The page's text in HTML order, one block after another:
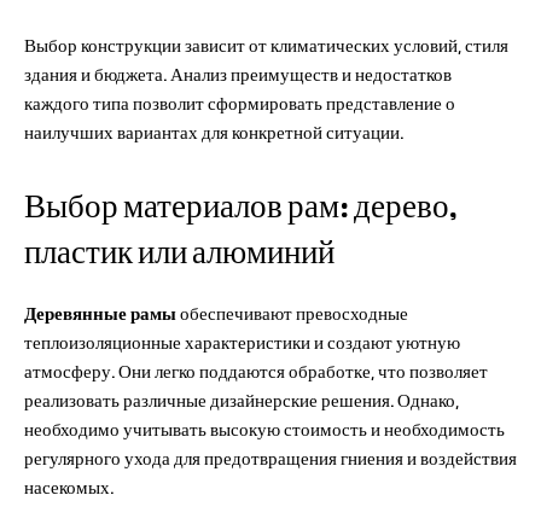
Выбор конструкции зависит от климатических условий, стиля
здания и бюджета. Анализ преимуществ и недостатков
каждого типа позволит сформировать представление о
наилучших вариантах для конкретной ситуации.
Выбор материалов рам: дерево,
пластик или алюминий
Деревянные рамыобеспечивают превосходные
теплоизоляционные характеристики и создают уютную
атмосферу. Они легко поддаются обработке, что позволяет
реализовать различные дизайнерские решения. Однако,
необходимо учитывать высокую стоимость и необходимость
регулярного ухода для предотвращения гниения и воздействия
насекомых.